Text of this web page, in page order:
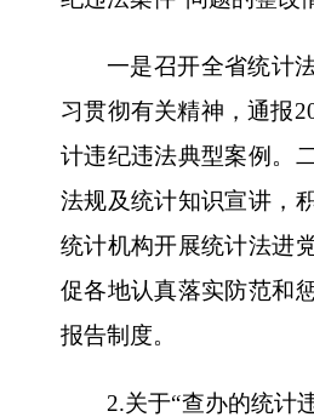
一是召开全省统计
习贯彻有关精神，通报
计违纪违法典型案例。
法规及统计知识宣讲，
统计机构开展统计法进
促各地认真落实防范和
报告制度。
2.关于“查办的统计